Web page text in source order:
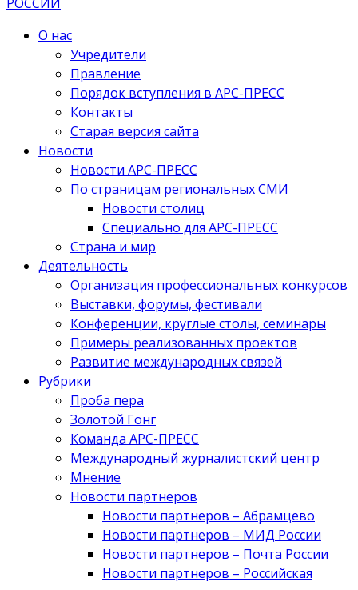
О нас
Учредители
Правление
Порядок вступления в АРС-ПРЕСС
Контакты
Старая версия сайта
Новости
Новости АРС-ПРЕСС
По страницам региональных СМИ
Новости столиц
Специально для АРС-ПРЕСС
Страна и мир
Деятельность
Организация профессиональных конкурсов
Выставки, форумы, фестивали
Конференции, круглые столы, семинары
Примеры реализованных проектов
Развитие международных связей
Рубрики
Проба пера
Золотой Гонг
Команда АРС-ПРЕСС
Международный журналистский центр
Мнение
Новости партнеров
Новости партнеров – Абрамцево
Новости партнеров – МИД России
Новости партнеров – Почта России
Новости партнеров – Российская